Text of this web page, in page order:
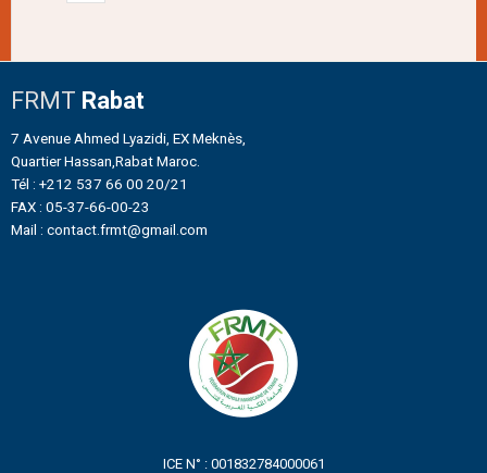
FRMT Rabat
7 Avenue Ahmed Lyazidi, EX Meknès,
Quartier Hassan,Rabat Maroc.
Tél : +212 537 66 00 20/21
FAX : 05-37-66-00-23
Mail : contact.frmt@gmail.com
ICE N° : 001832784000061